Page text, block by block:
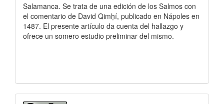
Salamanca. Se trata de una edición de los Salmos con
el comentario de David Qimḥí, publicado en Nápoles en
1487. El presente artículo da cuenta del hallazgo y
ofrece un somero estudio preliminar del mismo.